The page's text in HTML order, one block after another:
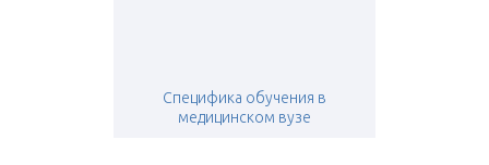
Специфика обучения в
медицинском вузе